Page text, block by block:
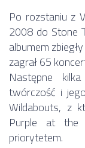
Po rozstaniu z
2008 do Stone
albumem
zagrał 65
Następne
twórczość i
Wildabouts, z
Purple at
priorytetem.